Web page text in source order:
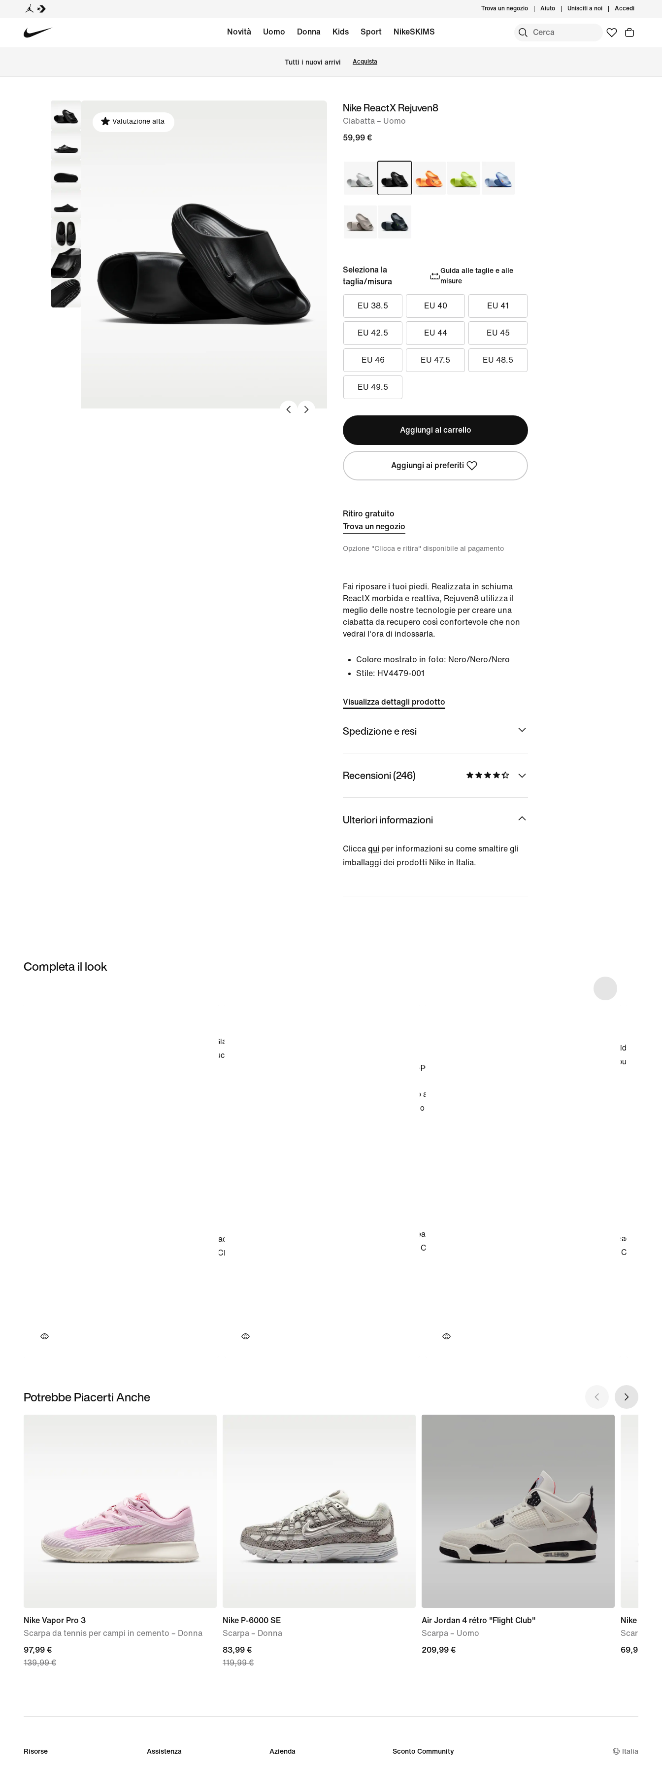
Trova un negozio Aiuto Unisciti a noi Accedi
Novità Uomo Donna Kids Sport NikeSKIMS
Tutti i nuovi arrivi Acquista
immagine
Valutazione alta
Nike ReactX Rejuven8
Ciabatta – Uomo
59,99 €
Seleziona la
taglia/misura
Guida alle taglie e alle
misure
EU 38.5 EU 40 EU 41
EU 42.5 EU 44 EU 45
EU 46 EU 47.5 EU 48.5
EU 49.5
Aggiungi al carrello
Aggiungi ai preferiti
Ritiro gratuito
Trova un negozio
Opzione "Clicca e ritira" disponibile al pagamento
Fai riposare i tuoi piedi. Realizzata in schiuma
ReactX morbida e reattiva, Rejuven8 utilizza il
meglio delle nostre tecnologie per creare una
ciabatta da recupero così confortevole che non
vedrai l'ora di indossarla.
Colore mostrato in foto: Nero/Nero/Nero
Stile: HV4479-001
Visualizza dettagli prodotto
Spedizione e resi
Recensioni (246)
Ulteriori informazioni
Clicca qui per informazioni su come smaltire gli
imballaggi dei prodotti Nike in Italia.
Completa il look
Potrebbe Piacerti Anche
Nike Vapor Pro 3
Scarpa da tennis per campi in cemento – Donna
current
price
price
97,99 €
139,99 €
Nike P-6000 SE
Scarpa – Donna
current
price
price
83,99 €
119,99 €
Air Jordan 4 rétro "Flight Club"
Scarpa – Uomo
209,99
209,99 €
Nike
Scarpa da
69,99
69,99 €
Risorse Assistenza Azienda Sconto Community Italia